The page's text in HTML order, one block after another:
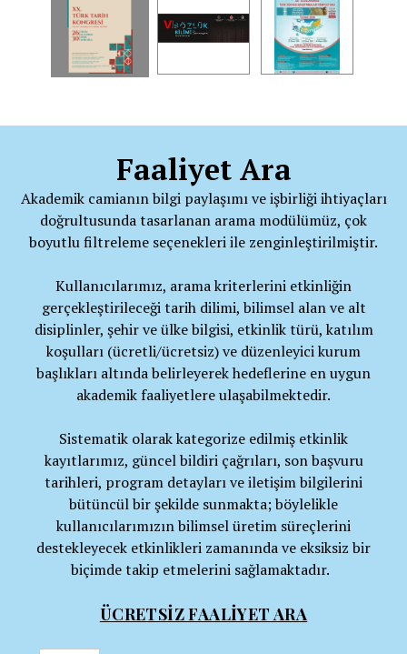
Faaliyet Ara
Akademik camianın bilgi paylaşımı ve işbirliği ihtiyaçları
doğrultusunda tasarlanan arama modülümüz, çok
boyutlu filtreleme seçenekleri ile zenginleştirilmiştir.
Kullanıcılarımız, arama kriterlerini etkinliğin
gerçekleştirileceği tarih dilimi, bilimsel alan ve alt
disiplinler, şehir ve ülke bilgisi, etkinlik türü, katılım
koşulları (ücretli/ücretsiz) ve düzenleyici kurum
başlıkları altında belirleyerek hedeflerine en uygun
akademik faaliyetlere ulaşabilmektedir.
Sistematik olarak kategorize edilmiş etkinlik
kayıtlarımız, güncel bildiri çağrıları, son başvuru
tarihleri, program detayları ve iletişim bilgilerini
bütüncül bir şekilde sunmakta; böylelikle
kullanıcılarımızın bilimsel üretim süreçlerini
destekleyecek etkinlikleri zamanında ve eksiksiz bir
biçimde takip etmelerini sağlamaktadır.
ÜCRETSİZ FAALİYET ARA